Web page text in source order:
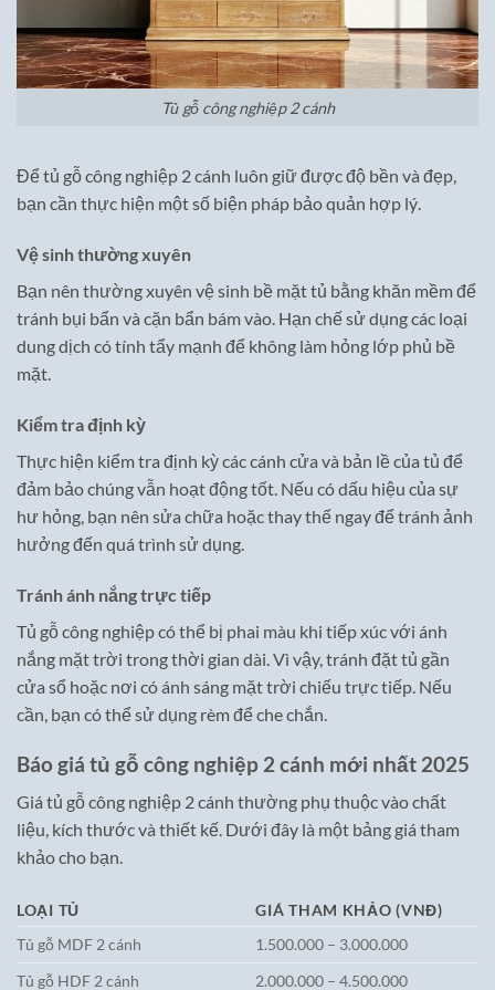
Tủ gỗ công nghiệp 2 cánh
Để tủ gỗ công nghiệp 2 cánh luôn giữ được độ bền và đẹp,
bạn cần thực hiện một số biện pháp bảo quản hợp lý.
Vệ sinh thường xuyên
Bạn nên thường xuyên vệ sinh bề mặt tủ bằng khăn mềm để
tránh bụi bẩn và cặn bẩn bám vào. Hạn chế sử dụng các loại
dung dịch có tính tẩy mạnh để không làm hỏng lớp phủ bề
mặt.
Kiểm tra định kỳ
Thực hiện kiểm tra định kỳ các cánh cửa và bản lề của tủ để
đảm bảo chúng vẫn hoạt động tốt. Nếu có dấu hiệu của sự
hư hỏng, bạn nên sửa chữa hoặc thay thế ngay để tránh ảnh
hưởng đến quá trình sử dụng.
Tránh ánh nắng trực tiếp
Tủ gỗ công nghiệp có thể bị phai màu khi tiếp xúc với ánh
nắng mặt trời trong thời gian dài. Vì vậy, tránh đặt tủ gần
cửa sổ hoặc nơi có ánh sáng mặt trời chiếu trực tiếp. Nếu
cần, bạn có thể sử dụng rèm để che chắn.
Báo giá tủ gỗ công nghiệp 2 cánh mới nhất 2025
Giá tủ gỗ công nghiệp 2 cánh thường phụ thuộc vào chất
liệu, kích thước và thiết kế. Dưới đây là một bảng giá tham
khảo cho bạn.
LOẠI TỦ
GIÁ THAM KHẢO (VNĐ)
Tủ gỗ MDF 2 cánh
1.500.000 – 3.000.000
Tủ gỗ HDF 2 cánh
2.000.000 – 4.500.000